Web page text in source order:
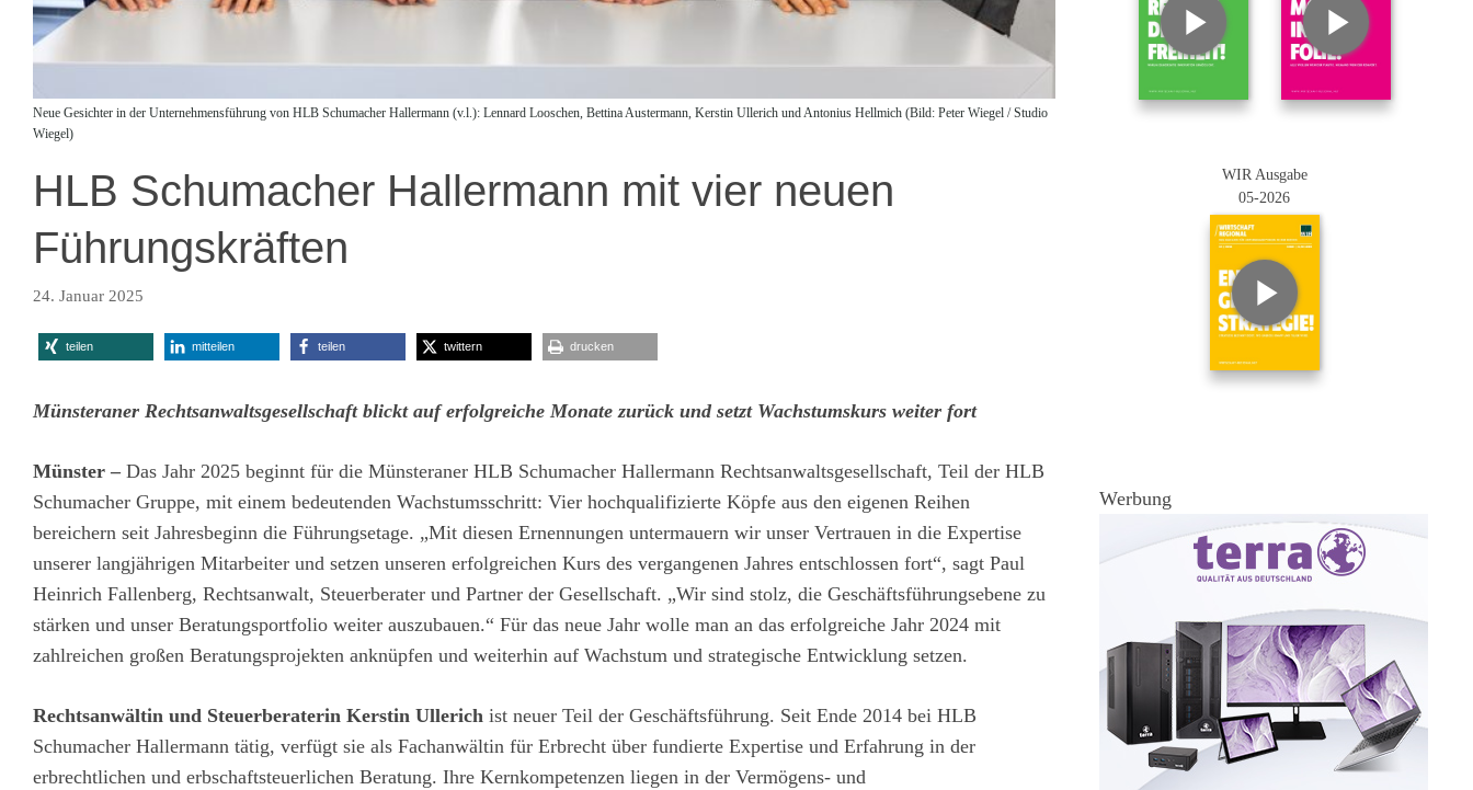
Neue Gesichter in der Unternehmensführung von HLB Schumacher Hallermann (v.l.): Lennard Looschen, Bettina Austermann, Kerstin Ullerich und Antonius Hellmich (Bild: Peter Wiegel / Studio
Wiegel)
HLB Schumacher Hallermann mit vier neuen
Führungskräften
24. Januar 2025
teilen mitteilen teilen twittern drucken
Münsteraner Rechtsanwaltsgesellschaft blickt auf erfolgreiche Monate zurück und setzt Wachstumskurs weiter fort
Münster – Das Jahr 2025 beginnt für die Münsteraner HLB Schumacher Hallermann Rechtsanwaltsgesellschaft, Teil der HLB
Schumacher Gruppe, mit einem bedeutenden Wachstumsschritt: Vier hochqualifizierte Köpfe aus den eigenen Reihen
bereichern seit Jahresbeginn die Führungsetage. „Mit diesen Ernennungen untermauern wir unser Vertrauen in die Expertise
unserer langjährigen Mitarbeiter und setzen unseren erfolgreichen Kurs des vergangenen Jahres entschlossen fort“, sagt Paul
Heinrich Fallenberg, Rechtsanwalt, Steuerberater und Partner der Gesellschaft. „Wir sind stolz, die Geschäftsführungsebene zu
stärken und unser Beratungsportfolio weiter auszubauen.“ Für das neue Jahr wolle man an das erfolgreiche Jahr 2024 mit
zahlreichen großen Beratungsprojekten anknüpfen und weiterhin auf Wachstum und strategische Entwicklung setzen.
Rechtsanwältin und Steuerberaterin Kerstin Ullerich ist neuer Teil der Geschäftsführung. Seit Ende 2014 bei HLB
Schumacher Hallermann tätig, verfügt sie als Fachanwältin für Erbrecht über fundierte Expertise und Erfahrung in der
erbrechtlichen und erbschaftsteuerlichen Beratung. Ihre Kernkompetenzen liegen in der Vermögens- und
WIR Ausgabe
05-2026
Werbung